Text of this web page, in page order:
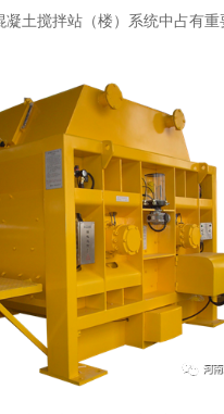
土搅拌站（楼）系统中占有重